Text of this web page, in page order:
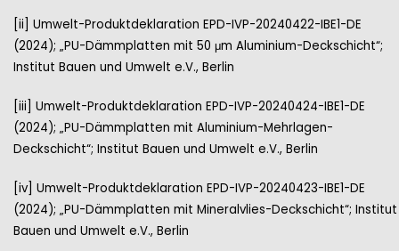
[ii] Umwelt-Produktdeklaration EPD-IVP-20240422-IBE1-DE
(2024); „PU-Dämmplatten mit 50 μm Aluminium-Deckschicht“;
Institut Bauen und Umwelt e.V., Berlin
[iii] Umwelt-Produktdeklaration EPD-IVP-20240424-IBE1-DE
(2024); „PU-Dämmplatten mit Aluminium-Mehrlagen-
Deckschicht“; Institut Bauen und Umwelt e.V., Berlin
[iv] Umwelt-Produktdeklaration EPD-IVP-20240423-IBE1-DE
(2024); „PU-Dämmplatten mit Mineralvlies-Deckschicht“; Institut
Bauen und Umwelt e.V., Berlin